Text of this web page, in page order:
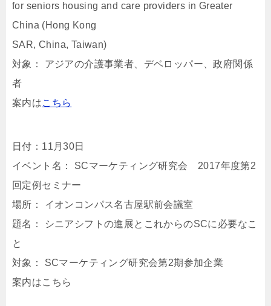
for seniors housing and care providers in Greater
China (Hong Kong
SAR, China, Taiwan)
対象： アジアの介護事業者、デベロッパー、政府関係
者
案内はこちら
日付：11月30日
イベント名： SCマーケティング研究会 2017年度第2
回定例セミナー
場所： イオンコンパス名古屋駅前会議室
題名： シニアシフトの進展とこれからのSCに必要なこ
と
対象： SCマーケティング研究会第2期参加企業
案内はこちら